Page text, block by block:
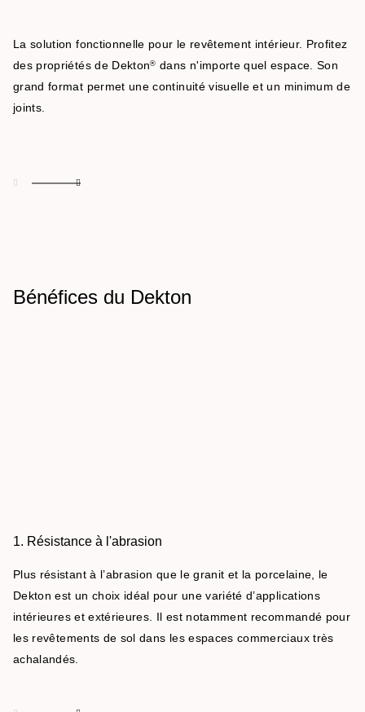
La solution fonctionnelle pour le revêtement intérieur. Profitez
des propriétés de Dekton® dans n'importe quel espace. Son
grand format permet une continuité visuelle et un minimum de
joints.
Bénéfices du Dekton
1. Résistance à l'abrasion
Plus résistant à l’abrasion que le granit et la porcelaine, le
Dekton est un choix idéal pour une variété d’applications
intérieures et extérieures. Il est notamment recommandé pour
les revêtements de sol dans les espaces commerciaux très
achalandés.